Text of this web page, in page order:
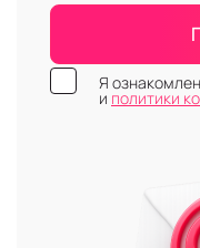
Я
и политики